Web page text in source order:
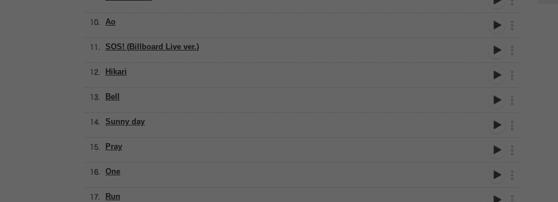
Ao
SOS! (Billboard Live ver.)
Hikari
Bell
Sunny day
Pray
One
Run